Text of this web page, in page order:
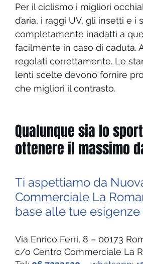
Per il ciclismo i migliori
d’aria, i raggi UV, gli insetti e
completamente inadatti a
facilmente in caso di caduta.
regolati correttamente. Le
lenti scelte devono fornire
che migliori il contrasto.
Qualunque sia lo
ottenere il massimo
Ti aspettiamo da
Commerciale La
base alle tue esigenze
Via Enrico Ferri, 8 – 00173
c/o Centro Commerciale La